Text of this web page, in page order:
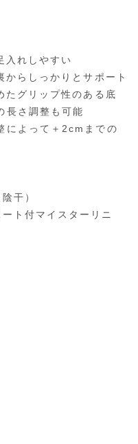
入れしやすい
らしっかりとサポート
グリップ性のある底
長さ調整も可能
によって＋2cmまでの
干）
ト付マイスターリニ